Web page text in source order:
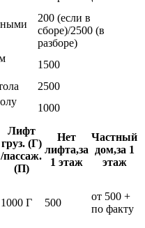
200 (если в
сборе)/2500 (в
разборе)
1500
2500
1000
Лифт
груз. (Г)
/пассаж.
(П)
Нет
лифта,за
1 этаж
Частный
дом,за 1
этаж
1000 Г 500
от 500 +
по факту